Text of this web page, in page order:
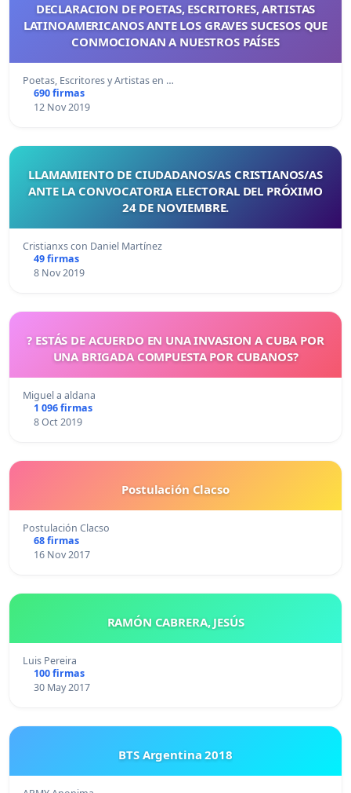
DECLARACION DE POETAS, ESCRITORES, ARTISTAS
LATINOAMERICANOS ANTE LOS GRAVES SUCESOS QUE
CONMOCIONAN A NUESTROS PAÍSES
Poetas, Escritores y Artistas en …
690 firmas
12 Nov 2019
LLAMAMIENTO DE CIUDADANOS/AS CRISTIANOS/AS
ANTE LA CONVOCATORIA ELECTORAL DEL PRÓXIMO
24 DE NOVIEMBRE.
Cristianxs con Daniel Martínez
49 firmas
8 Nov 2019
? ESTÁS DE ACUERDO EN UNA INVASION A CUBA POR
UNA BRIGADA COMPUESTA POR CUBANOS?
Miguel a aldana
1 096 firmas
8 Oct 2019
Postulación Clacso
Postulación Clacso
68 firmas
16 Nov 2017
RAMÓN CABRERA, JESÚS
Luis Pereira
100 firmas
30 May 2017
BTS Argentina 2018